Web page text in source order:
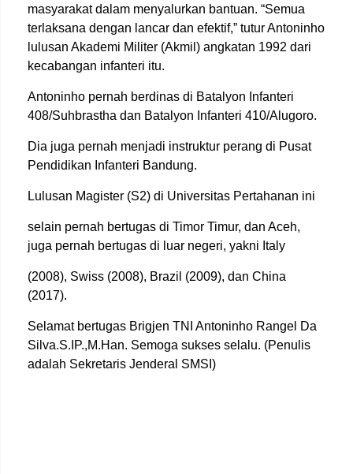
masyarakat dalam menyalurkan bantuan. “Semua
terlaksana dengan lancar dan efektif,” tutur Antoninho
lulusan Akademi Militer (Akmil) angkatan 1992 dari
kecabangan infanteri itu.
Antoninho pernah berdinas di Batalyon Infanteri
408/Suhbrastha dan Batalyon Infanteri 410/Alugoro.
Dia juga pernah menjadi instruktur perang di Pusat
Pendidikan Infanteri Bandung.
Lulusan Magister (S2) di Universitas Pertahanan ini
selain pernah bertugas di Timor Timur, dan Aceh,
juga pernah bertugas di luar negeri, yakni Italy
(2008), Swiss (2008), Brazil (2009), dan China
(2017).
Selamat bertugas Brigjen TNI Antoninho Rangel Da
Silva.S.IP.,M.Han. Semoga sukses selalu. (Penulis
adalah Sekretaris Jenderal SMSI)